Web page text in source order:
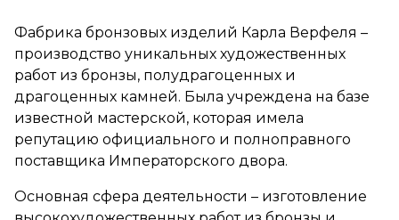
Фабрика бронзовых изделий Карла Верфеля –
производство уникальных художественных
работ из бронзы, полудрагоценных и
драгоценных камней. Была учреждена на базе
известной мастерской, которая имела
репутацию официального и полноправного
поставщика Императорского двора.
Основная сфера деятельности – изготовление